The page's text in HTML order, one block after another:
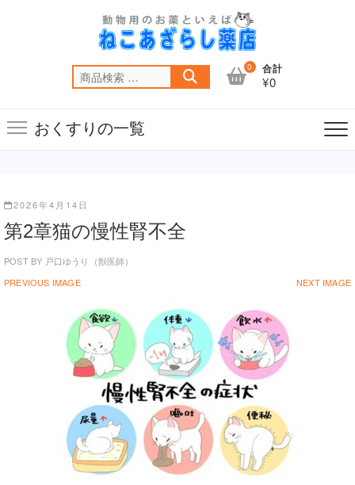
索
0 合計
¥0
おくすりの一覧
2026年4月14日
第2章猫の慢性腎不全
POST BY 戸口ゆうり（獣医師）
PREVIOUS IMAGE
NEXT IMAGE